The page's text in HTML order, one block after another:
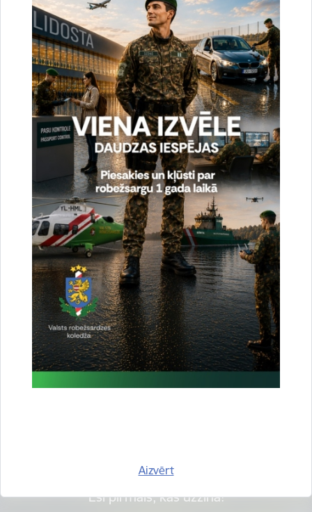
Aizvērt
Saistītas tēmas
Aktualitātes: Konstatētie pārkāpumi
Drukāt lapu
Dalīties
Vai šī informācija bija noderīga?
Esi pirmais, kas uzzina!